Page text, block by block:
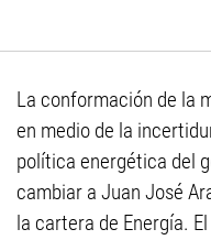
La conformación de la
en medio de la
política energética del
cambiar a Juan José
la cartera de Energía.